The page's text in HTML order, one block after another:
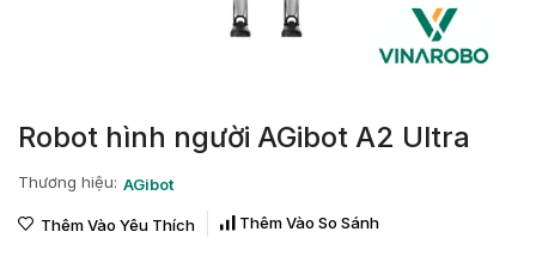
Robot hình người AGibot A2 Ultra
Thương hiệu: AGibot
Thêm Vào Yêu Thích Thêm Vào So Sánh